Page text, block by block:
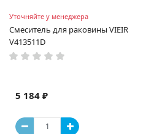
Уточняйте у менеджера
Смеситель для раковины VIEIR
V413511D
5 184 ₽